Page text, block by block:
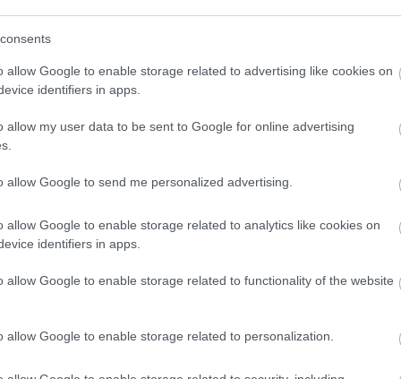
allow Google to enable storage related to advertising like cookies on
identifiers in apps.
allow my user data to be sent to Google for online advertising
allow Google to send me personalized advertising.
allow Google to enable storage related to analytics like cookies on
identifiers in apps.
allow Google to enable storage related to functionality of the website
allow Google to enable storage related to personalization.
celkového počtu sportovců Pro Teamu, zatímco
umístilo Německo s 8,90 %.
následující tři země: Finsko s 6,78 %, Francie
týmy Ski Classics. Denně bude v 9:00
tým.
(2024/2025)